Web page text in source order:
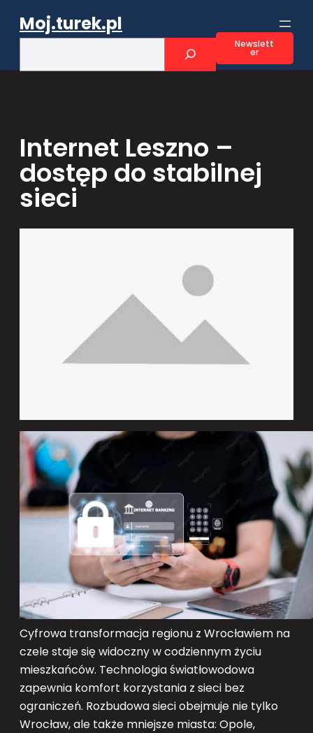
Moj.turek.pl
h
Newslett
er
Internet Leszno –
dostęp do stabilnej
sieci
Cyfrowa transformacja regionu z Wrocławiem na
czele staje się widoczny w codziennym życiu
mieszkańców. Technologia światłowodowa
zapewnia komfort korzystania z sieci bez
ograniczeń. Rozbudowa sieci obejmuje nie tylko
Wrocław, ale także mniejsze miasta: Opole,